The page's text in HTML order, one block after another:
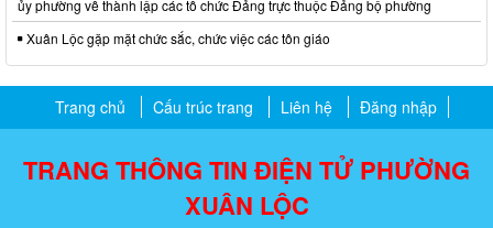
ủy phường về thành lập các tổ chức Đảng trực thuộc Đảng bộ phường
Xuân Lộc gặp mặt chức sắc, chức việc các tôn giáo
Trang chủ Cấu trúc trang Liên hệ Đăng nhập
TRANG THÔNG TIN ĐIỆN TỬ PHƯỜNG
XUÂN LỘC